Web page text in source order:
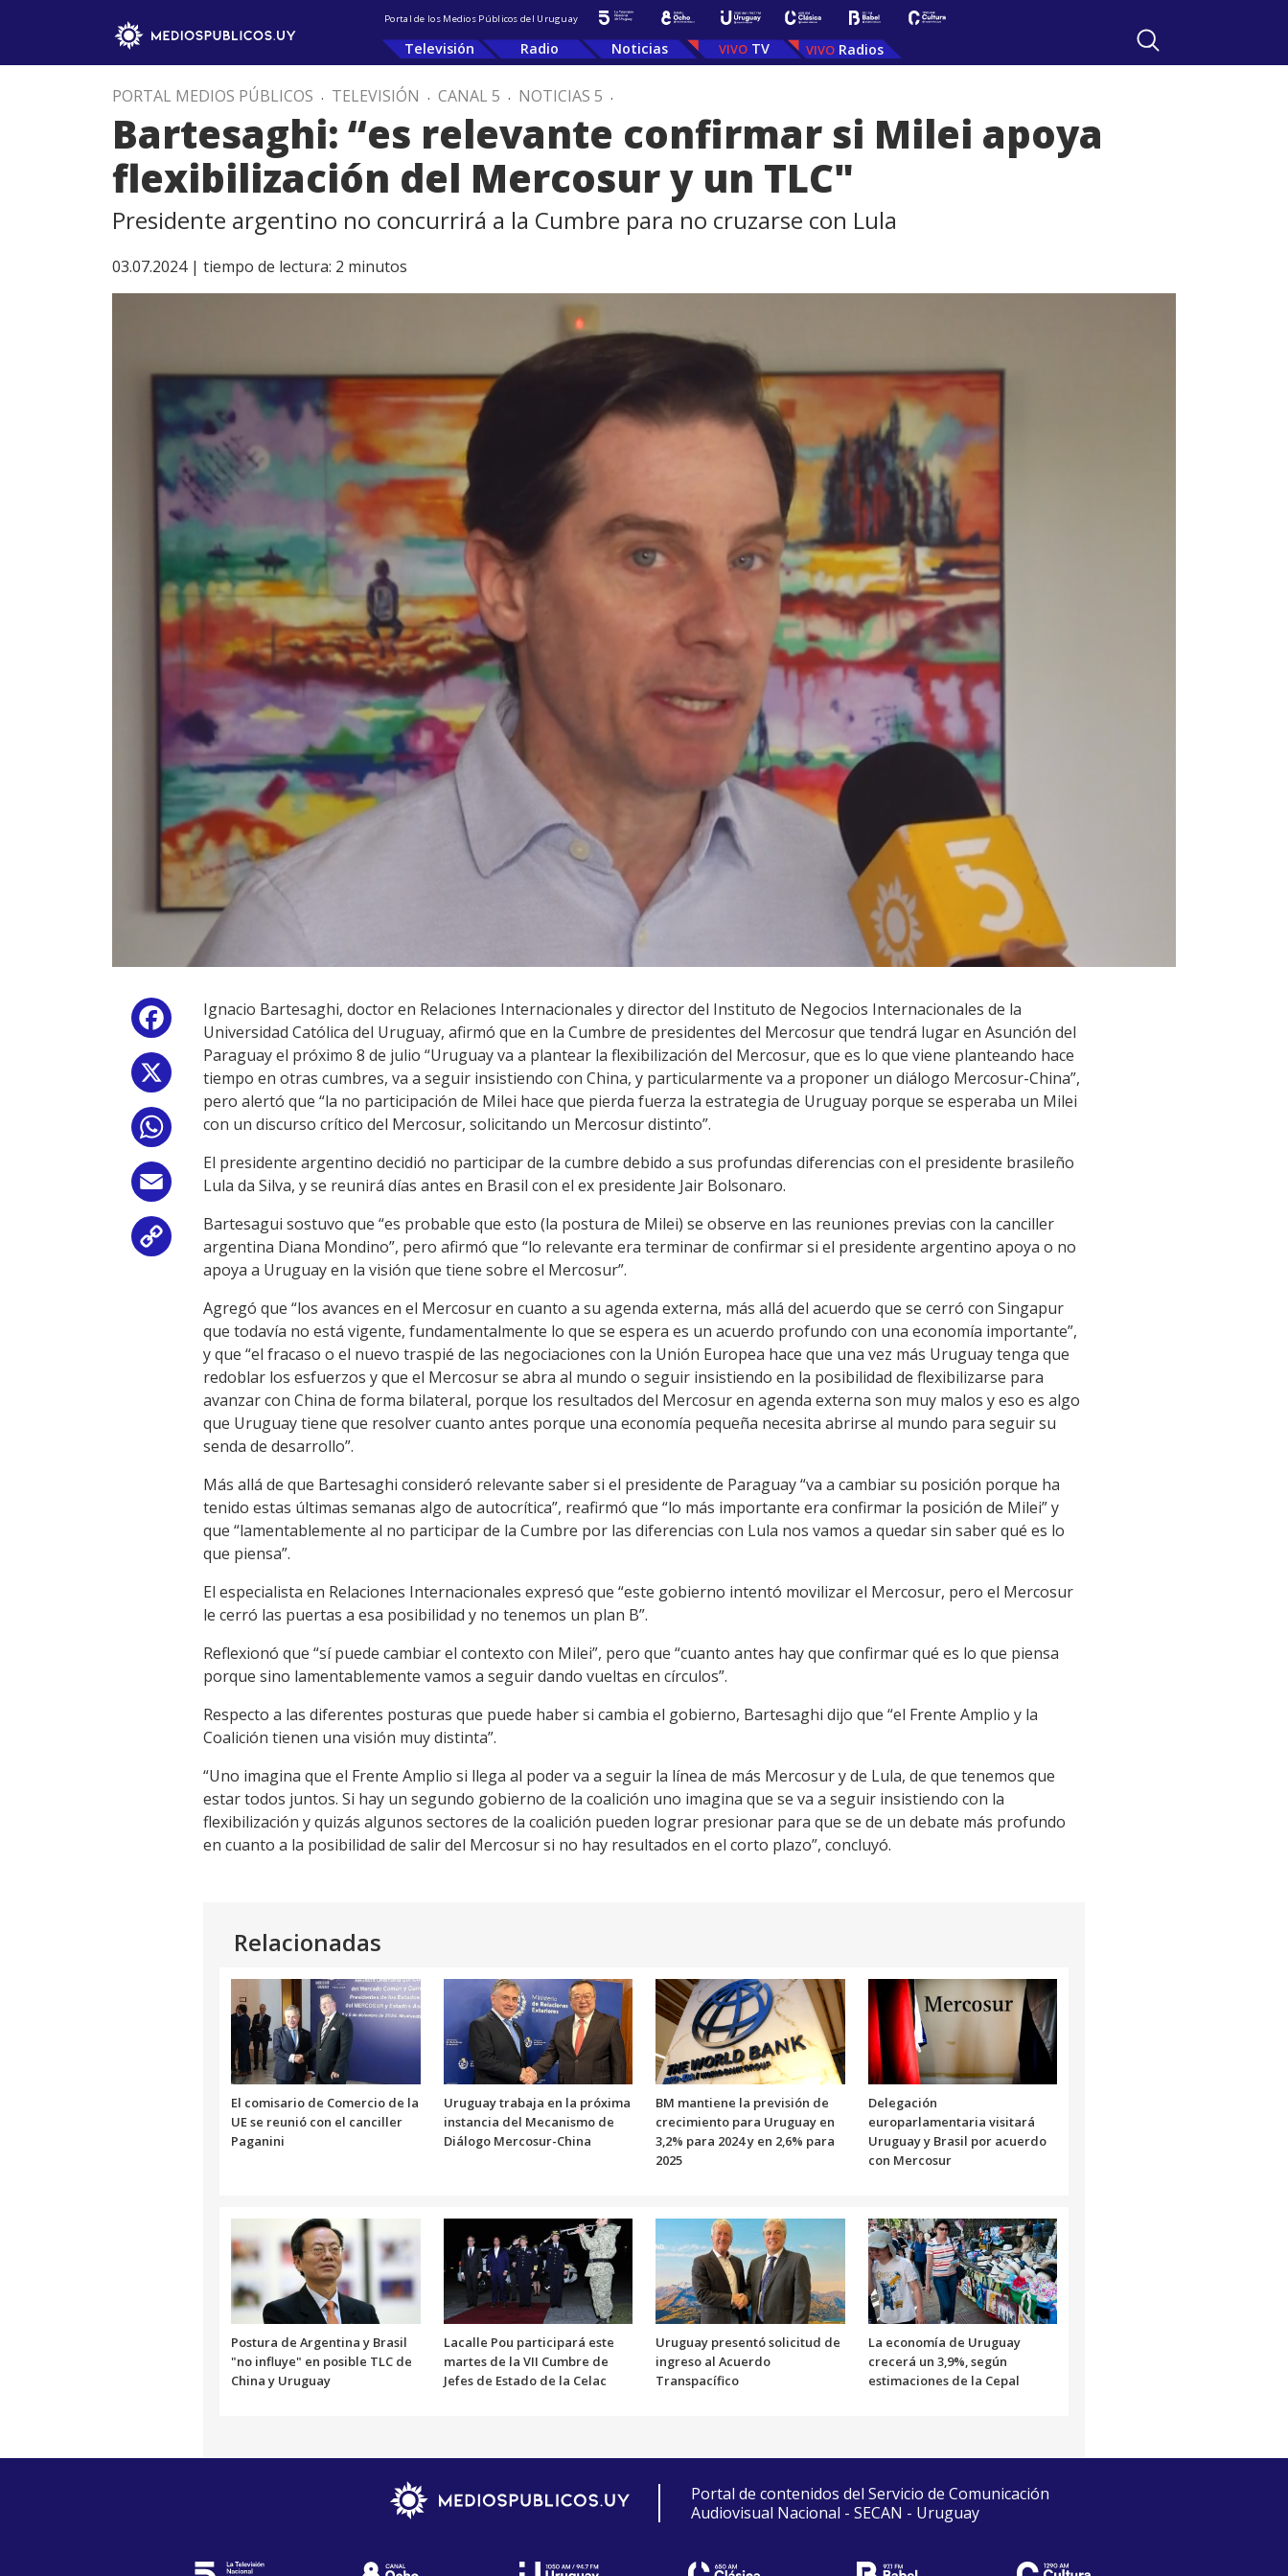
Portal de los Medios Públicos del Uruguay
Televisión Radio Noticias TV Radios
PORTAL MEDIOS PÚBLICOS . TELEVISIÓN . CANAL 5 . NOTICIAS 5 .
Bartesaghi: “es relevante confirmar si Milei apoya
flexibilización del Mercosur y un TLC"
Presidente argentino no concurrirá a la Cumbre para no cruzarse con Lula
03.07.2024 | tiempo de lectura: 2 minutos
Facebook
WhatsApp
Email
Copy
Link
Ignacio Bartesaghi, doctor en Relaciones Internacionales y director del Instituto de Negocios Internacionales de la
Universidad Católica del Uruguay, afirmó que en la Cumbre de presidentes del Mercosur que tendrá lugar en Asunción del
Paraguay el próximo 8 de julio “Uruguay va a plantear la flexibilización del Mercosur, que es lo que viene planteando hace
tiempo en otras cumbres, va a seguir insistiendo con China, y particularmente va a proponer un diálogo Mercosur-China”,
pero alertó que “la no participación de Milei hace que pierda fuerza la estrategia de Uruguay porque se esperaba un Milei
con un discurso crítico del Mercosur, solicitando un Mercosur distinto”.
El presidente argentino decidió no participar de la cumbre debido a sus profundas diferencias con el presidente brasileño
Lula da Silva, y se reunirá días antes en Brasil con el ex presidente Jair Bolsonaro.
Bartesagui sostuvo que “es probable que esto (la postura de Milei) se observe en las reuniones previas con la canciller
argentina Diana Mondino”, pero afirmó que “lo relevante era terminar de confirmar si el presidente argentino apoya o no
apoya a Uruguay en la visión que tiene sobre el Mercosur”.
Agregó que “los avances en el Mercosur en cuanto a su agenda externa, más allá del acuerdo que se cerró con Singapur
que todavía no está vigente, fundamentalmente lo que se espera es un acuerdo profundo con una economía importante”,
y que “el fracaso o el nuevo traspié de las negociaciones con la Unión Europea hace que una vez más Uruguay tenga que
redoblar los esfuerzos y que el Mercosur se abra al mundo o seguir insistiendo en la posibilidad de flexibilizarse para
avanzar con China de forma bilateral, porque los resultados del Mercosur en agenda externa son muy malos y eso es algo
que Uruguay tiene que resolver cuanto antes porque una economía pequeña necesita abrirse al mundo para seguir su
senda de desarrollo”.
Más allá de que Bartesaghi consideró relevante saber si el presidente de Paraguay “va a cambiar su posición porque ha
tenido estas últimas semanas algo de autocrítica”, reafirmó que “lo más importante era confirmar la posición de Milei” y
que “lamentablemente al no participar de la Cumbre por las diferencias con Lula nos vamos a quedar sin saber qué es lo
que piensa”.
El especialista en Relaciones Internacionales expresó que “este gobierno intentó movilizar el Mercosur, pero el Mercosur
le cerró las puertas a esa posibilidad y no tenemos un plan B”.
Reflexionó que “sí puede cambiar el contexto con Milei”, pero que “cuanto antes hay que confirmar qué es lo que piensa
porque sino lamentablemente vamos a seguir dando vueltas en círculos”.
Respecto a las diferentes posturas que puede haber si cambia el gobierno, Bartesaghi dijo que “el Frente Amplio y la
Coalición tienen una visión muy distinta”.
“Uno imagina que el Frente Amplio si llega al poder va a seguir la línea de más Mercosur y de Lula, de que tenemos que
estar todos juntos. Si hay un segundo gobierno de la coalición uno imagina que se va a seguir insistiendo con la
flexibilización y quizás algunos sectores de la coalición pueden lograr presionar para que se de un debate más profundo
en cuanto a la posibilidad de salir del Mercosur si no hay resultados en el corto plazo”, concluyó.
Relacionadas
El comisario de Comercio de la
UE se reunió con el canciller
Paganini
Uruguay trabaja en la próxima
instancia del Mecanismo de
Diálogo Mercosur-China
BM mantiene la previsión de
crecimiento para Uruguay en
3,2% para 2024 y en 2,6% para
2025
Delegación
europarlamentaria visitará
Uruguay y Brasil por acuerdo
con Mercosur
Postura de Argentina y Brasil
"no influye" en posible TLC de
China y Uruguay
Lacalle Pou participará este
martes de la VII Cumbre de
Jefes de Estado de la Celac
Uruguay presentó solicitud de
ingreso al Acuerdo
Transpacífico
La economía de Uruguay
crecerá un 3,9%, según
estimaciones de la Cepal
Portal de contenidos del Servicio de Comunicación
Audiovisual Nacional - SECAN - Uruguay